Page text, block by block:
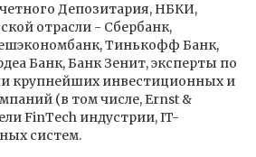
Депозитария, НБКИ,
отрасли - Сбербанк,
Тинькофф Банк,
Банк, Банк Зенит, эксперты по
крупнейших инвестиционных и
(в том числе, Ernst &
FinTech индустрии, IT-
систем.